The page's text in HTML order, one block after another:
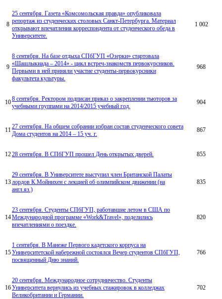
8
25 сентября. Газета «Комсомольская правда» опубликовала
репортаж из студенческих столовых Санкт-Петербурга. Материал
открывают впечатления корреспондента от студенческого обеда в
Университете.
1 002
9
8 сентября. На базе отдыха СПбГУП «Озерки» стартовала
«Шашлыкиада – 2014» - цикл встреч-знакомств первокурсников.
Первыми в ней приняли участие студенты-первокурсники
факультета культуры.
968
108 сентября. Ректором подписан приказ о закреплении тьюторов за
учебными группами на 2014/2015 учебный год.
904
1127 сентября. На общем собрании избран состав студенческого совета
Дома студентов на 2014 – 15 уч. г.
867
1228 сентября. В СПбГУП прошел День открытых дверей. 855
13
29 сентября. В Университете выступил член Британской Палаты
лордов К.Мойнихен с лекцией об олимпийском движении (на
англ.яз.)
835
14
23 сентября. Студенты СПбГУП, работавшие летом в США по
Международной программе «Work&Travel», поделились
впечатлениями о поездке.
820
15
1 сентября. В Манеже Первого кадетского корпуса на
Университетской набережной состоялся Вечер студентов СПбГУП,
посвященный Дню знаний.
766
16
20 сентября. Международное сотрудничество. Студенты
Университета вернулись из учебных стажировок в колледжах
Великобритании и Германии.
702